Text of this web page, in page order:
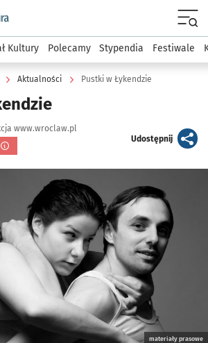
wroclaw.pl podserwis: Kultura
Kultury Polecamy Stypendia Festiwale
Aktualności Pustki w Łykendzie
www.wroclaw.pl
Udostępnijartykuł
materiały prasowe